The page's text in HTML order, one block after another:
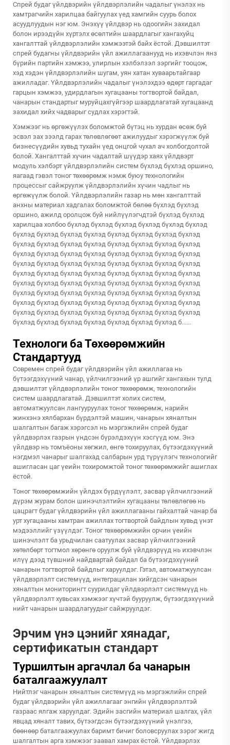
Спрей будаг үйлдвэрийн үйлдвэрлэлийн чадалыг үнэлэх нь
хамтрагчийн харилцаа байгуулах үед хамгийн суурь болох
асуудлуудын нэг юм. Энэхүү үйлдвэр нь одоогийн захидал
болон ирээдүйн хүртэлх өсөлтийн шаардлагыг хангахуйц
хангалттай үйлдвэрлэлийн хэмжээтэй байх ёстой. Дэвшилтэт
спрей будагны үйлдвэрийн үйл ажиллагаанууд нь ихэвчлэн янз
бүрийн партийн хэмжээ, улирлын хэлбэлзэл зэргийг тооцож,
хэд хэдэн үйлдвэрлэлийн шугам, уян хатан хуваарьтайгаар
ажилладаг. Үйлдвэрлэлийн чадалыг үнэлэхдээ өдөрт гаргадаг
гарцын хэмжээ, удирдлагын хугацааны тогтвортой байдал,
чанарын стандартыг муруйцахгүйгээр шаардлагатай хугацаанд
захидал хийх чадварыг судлах хэрэгтэй.
Хэмжээг нь өргөжүүлэх боломжтой бүтэц нь хурдан өсөж буй
эсвэл зах зээлд гарах төлөвлөгөөт ажилуудыг хэрэгжүүлж буй
бизнесүүдийн хувьд тухайн үед онцгой чухал ач холбогдолтой
болой. Хангалттай хүчин чадалтай шүүдэр хаях үйлдвэрт
модуль хэлбэрт үйлдвэрлэлийн систем бүхлэд бүхлэд оршино,
яагаад гэвэл тоног төхөөрөмж нэмж буюу технологийн
процессыг сайжруулж үйлдвэрлэлийн хүчин чадлыг нь
өргөжүүлж болой. Үйлдвэрлэлийн газар нь мөн хангалттай
анхны материал хадгалах боломжтой бөлөө бүхлэд бүхлэд
оршино, ажилд оролцож буй нийлүүлэгчдтэй бүхлэд бүхлэд
харилцаа холбоо бүхлэд бүхлэд бүхлэд бүхлэд бүхлэд бүхлэд
бүхлэд бүхлэд бүхлэд бүхлэд бүхлэд бүхлэд бүхлэд бүхлэд
бүхлэд бүхлэд бүхлэд бүхлэд бүхлэд бүхлэд бүхлэд бүхлэд
бүхлэд бүхлэд бүхлэд бүхлэд бүхлэд бүхлэд бүхлэд бүхлэд
бүхлэд бүхлэд бүхлэд бүхлэд бүхлэд бүхлэд бүхлэд бүхлэд
бүхлэд бүхлэд бүхлэд бүхлэд бүхлэд бүхлэд бүхлэд бүхлэд
бүхлэд бүхлэд бүхлэд бүхлэд бүхлэд бүхлэд бүхлэд бүхлэд
бүхлэд бүхлэд бүхлэд бүхлэд бүхлэд бүхлэд бүхлэд бүхлэд
бүхлэд бүхлэд бүхлэд бүхлэд бүхлэд бүхлэд бүхлэд бүхлэд
бүхлэд бүхлэд бүхлэд бүхлэд бүхлэд бүхлэд бүхлэд бүхлэд
бүхлэд бүхлэд бүхлэд бүхлэд бүхлэд бүхлэд бүхлэд б......
Технологи ба Төхөөрөмжийн
Стандартууд
Современ спрей будаг үйлдвэрийн үйл ажиллагаа нь
бүтээгдэхүүний чанар, үйлчилгээний үр ашгийг хангахын тулд
дэвшилтэт үйлдвэрлэлийн тоног төхөөрөмж, технологийн
систем шаардлагатай. Дэвшилтэт холих систем,
автоматжуулсан лангууруулах тоног төхөөрөмж, нарийн
жинхэнэ хялбархан бүрдэлтэй машин, чанарын хяналтын
шалгалтын багаж хэрэгсэл нь мэргэжлийн спрей будаг
үйлдвэрлэх газрын үндсэн бүрэлдэхүүн хэсгүүд юм. Энэ
үйлдвэр нь томъёоны хөгжил, өнгө тохируулах, бүтээгдэхүүний
нэгдмэл чанарыг шалгахад салбарын урд түрүүлэгч технологийг
ашигласан цаг үеийн тохиромжтой тоног төхөөрөмжийг ашиглах
ёстой.
Тоног төхөөрөмжийн үйлдэх бүрдүүлэлт, засвар үйлчилгээний
дүрэм журам болон шинэчлэлтийн хугацааны төлөвлөгөө нь
цацрагт будаг үйлдвэрийн үйл ажиллагааны гайхалтай чанар ба
урт хугацааны хамтран ажиллах тогтвортой байдлын хувьд үнэт
мэдээллийг үзүүлдэг. Тоног төхөөрөмжийн орчин үеийн
шинэчлэлт ба урьдчилан саатуулах засвар үйлчилгээний
хөтөлбөрт тогтмол хөрөнгө оруулж буй үйлдвэрүүд нь ихэвчлэн
илүү дээд түвшний найдвартай байдал ба бүтээгдэхүүний
чанарын тогтвортой байдлыг харуулдэг. Гэтэл, автоматжуулсан
үйлдвэрлэлт системүүд, интеграцилан хийгдсэн чанарын
хяналтын мониторингт суурилдаг үйлдвэрлэлт системүүд нь
үйлдвэрлэлт хувьсах хэмжээг хүчтэй бууруулж, бүтээгдэхүүний
нийт чанарын шаардлагуудыг сайжруулдэг.
Эрчим үнэ цэнийг хянадаг,
сертификатын стандарт
Туршилтын аргачлал ба чанарын
баталгаажуулалт
Нийтлэг чанарын хяналтын системүүд нь мэргэжлийн спрей
будаг үйлдвэрийн үйл ажиллагааг энгийн үйлдвэрлэлтэй
газраас ялгаж харуулдаг. Эдийн засгийн материал шалгах, үйл
явцад хяналт тавих, бүтээгдсэн бүтээгдэхүүний үнэлгээ,
бөөнөөр баталгаажуулах баримт бичиг боловсруулах зэрэг жигд
шалгалтын арга хэмжээг заавал хамрах ёстой. Үйлдвэрлэх